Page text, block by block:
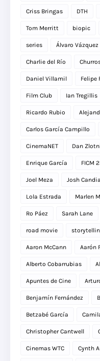
Criss Bringas DTH
Tom Merritt biopic
series Álvaro Vázquez
Charlie del Río
Daniel Villamil Felipe
Film Club Ian Tregillis
Ricardo Rubio
Carlos García Campillo
CinemaNET Dan
Enrique García FICM
Joel Meza Josh Candia
Lola Estrada Marlen
Ro Páez Sarah Lane
road movie
Aaron McCann Aarón
Alberto Cobarrubias
Apuntes de Cine
Benjamín Fernández
Betzabé García
Christopher Cantwell
Cinemas WTC Cynth